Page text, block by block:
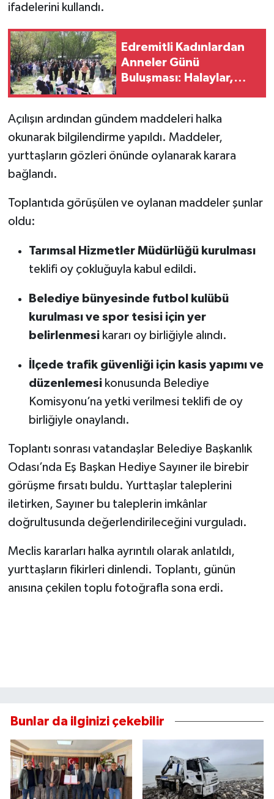
ifadelerini kullandı.
Edremitli Kadınlardan
Anneler Günü
Buluşması: Halaylar,
Açılışın ardından gündem maddeleri halka
okunarak bilgilendirme yapıldı. Maddeler,
yurttaşların gözleri önünde oylanarak karara
bağlandı.
Toplantıda görüşülen ve oylanan maddeler şunlar
oldu:
Tarımsal Hizmetler Müdürlüğü kurulması
teklifi oy çokluğuyla kabul edildi.
Belediye bünyesinde futbol kulübü
kurulması ve spor tesisi için yer
belirlenmesikararı oy birliğiyle alındı.
İlçede trafik güvenliği için kasis yapımı ve
düzenlemesikonusunda Belediye
Komisyonu’na yetki verilmesi teklifi de oy
birliğiyle onaylandı.
Toplantı sonrası vatandaşlar Belediye Başkanlık
Odası’nda Eş Başkan Hediye Sayıner ile birebir
görüşme fırsatı buldu. Yurttaşlar taleplerini
iletirken, Sayıner bu taleplerin imkânlar
doğrultusunda değerlendirileceğini vurguladı.
Meclis kararları halka ayrıntılı olarak anlatıldı,
yurttaşların fikirleri dinlendi. Toplantı, günün
anısına çekilen toplu fotoğrafla sona erdi.
Bunlar da ilginizi çekebilir